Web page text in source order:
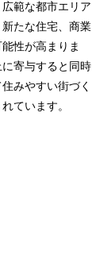
範な都市エリア
たな住宅、商業
性が高まりま
寄与すると同時
みやすい街づく
ています。